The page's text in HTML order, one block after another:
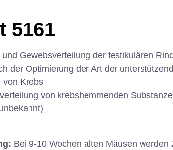
5161
Gewebsverteilung der testikulären
der Optimierung der Art der
von Krebs
von krebshemmenden
Bei 9-10 Wochen alten Mäusen werden